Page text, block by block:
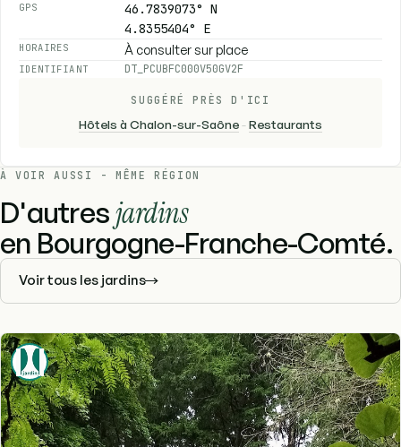
GPS
46.7839073° N
4.8355404° E
HORAIRES À consulter sur place
IDENTIFIANT DT_PCUBFC000V50GV2F
SUGGÉRÉ PRÈS D'ICI
Hôtels à Chalon-sur-Saône-Restaurants
À VOIR AUSSI - MÊME RÉGION
D'autresjardins
en Bourgogne-Franche-Comté.
Voir tous les jardins